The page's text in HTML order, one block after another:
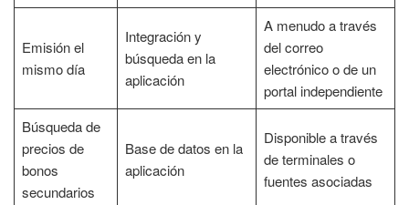
Emisión el
mismo día
Integración y
búsqueda en la
aplicación
A menudo a través
del correo
electrónico o de un
portal independiente
Búsqueda de
precios de
bonos
secundarios
Base de datos en la
aplicación
Disponible a través
de terminales o
fuentes asociadas